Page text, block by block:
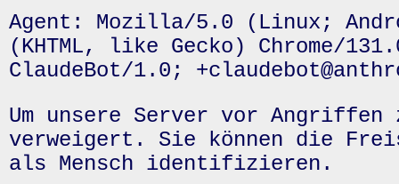
Agent: Mozilla/5.0 (Linux;
(KHTML, like Gecko) Chrome/
ClaudeBot/1.0;
Um unsere Server vor
verweigert. Sie können die
als Mensch identifizieren.